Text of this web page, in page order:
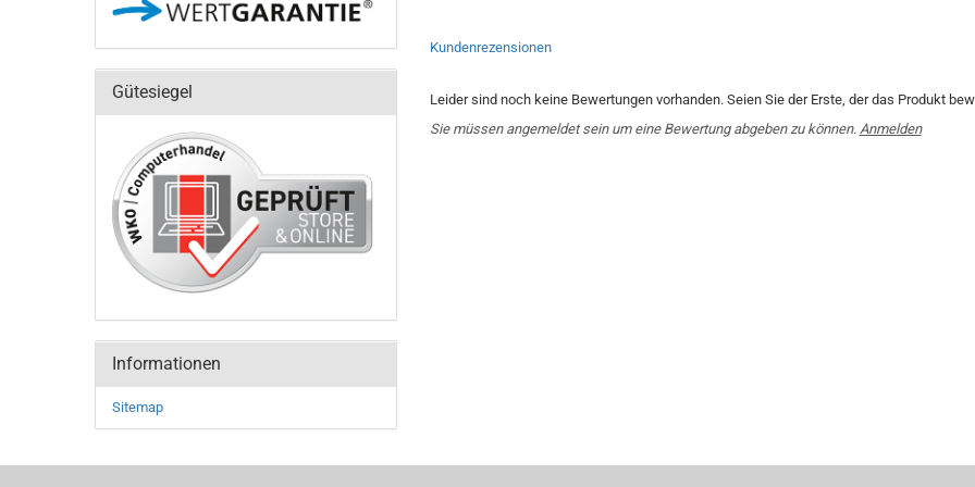
Kundenrezensionen
Leider sind noch keine Bewertungen vorhanden. Seien Sie der Erste, der das Produkt
Sie müssen angemeldet sein um eine Bewertung abgeben zu können. Anmelden
Gütesiegel
Informationen
Sitemap